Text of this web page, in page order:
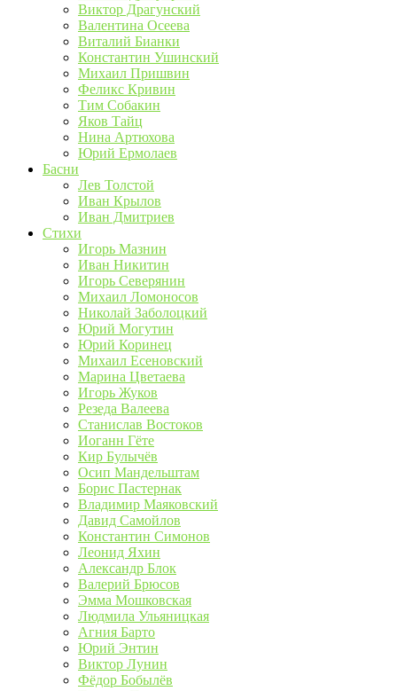
Виктор Драгунский
Валентина Осеева
Виталий Бианки
Константин Ушинский
Михаил Пришвин
Феликс Кривин
Тим Собакин
Яков Тайц
Нина Артюхова
Юрий Ермолаев
Басни
Лев Толстой
Иван Крылов
Иван Дмитриев
Стихи
Игорь Мазнин
Иван Никитин
Игорь Северянин
Михаил Ломоносов
Николай Заболоцкий
Юрий Могутин
Юрий Коринец
Михаил Есеновский
Марина Цветаева
Игорь Жуков
Резеда Валеева
Станислав Востоков
Иоганн Гёте
Кир Булычёв
Осип Мандельштам
Борис Пастернак
Владимир Маяковский
Давид Самойлов
Константин Симонов
Леонид Яхин
Александр Блок
Валерий Брюсов
Эмма Мошковская
Людмила Ульяницкая
Агния Барто
Юрий Энтин
Виктор Лунин
Фёдор Бобылёв